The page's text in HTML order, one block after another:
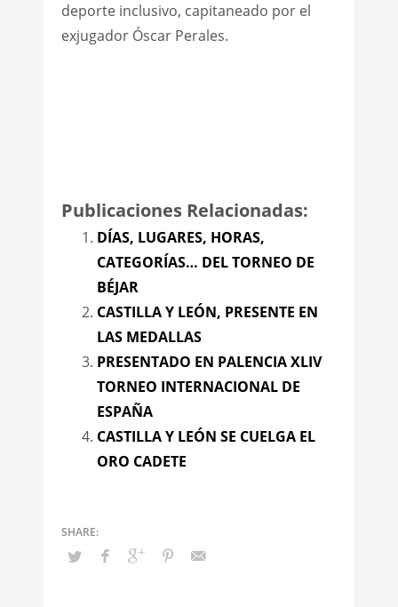
deporte inclusivo, capitaneado por el
exjugador Óscar Perales.
Publicaciones Relacionadas:
DÍAS, LUGARES, HORAS,
CATEGORÍAS… DEL TORNEO DE
BÉJAR
CASTILLA Y LEÓN, PRESENTE EN
LAS MEDALLAS
PRESENTADO EN PALENCIA XLIV
TORNEO INTERNACIONAL DE
ESPAÑA
CASTILLA Y LEÓN SE CUELGA EL
ORO CADETE